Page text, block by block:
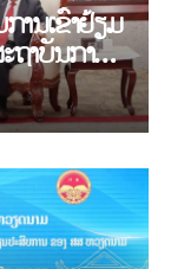
ານເຂົ້າຢ້ຽມ
ຖາບັນການ
າບັນບັນດິດ